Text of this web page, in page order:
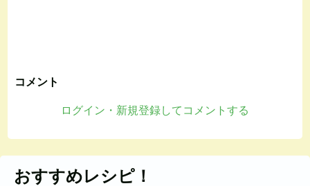
コメント
ログイン・新規登録してコメントする
おすすめレシピ！